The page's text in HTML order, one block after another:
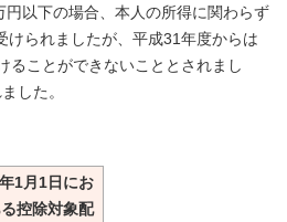
以下の場合、本人の所得に関わらず
られましたが、平成31年度からは
ることができないこととされまし
した。
1月1日にお
控除対象配